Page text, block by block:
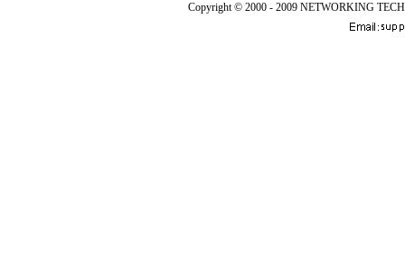
Copyright © 2000 - 2009 NETWORKING